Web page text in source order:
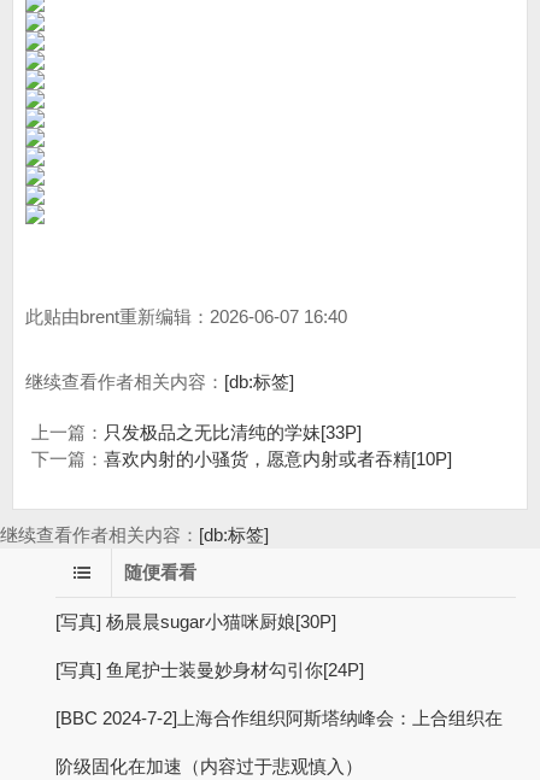
此贴由brent重新编辑：2026-06-07 16:40
继续查看作者相关内容： [db:标签]
上一篇： 只发极品之无比清纯的学妹[33P]
下一篇： 喜欢内射的小骚货，愿意内射或者吞精[10P]
继续查看作者相关内容： [db:标签]
随便看看
[写真] 杨晨晨sugar小猫咪厨娘[30P]
[写真] 鱼尾护士装曼妙身材勾引你[24P]
[BBC 2024-7-2]上海合作组织阿斯塔纳峰会：上合组织在
阶级固化在加速（内容过于悲观慎入）